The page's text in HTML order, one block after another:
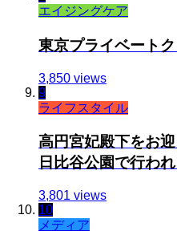
エイジングケア
東京プライベート
3,850 views
9
ライフスタイル
高円宮妃殿下をお
日比谷公園で行わ
3,801 views
10
メディア